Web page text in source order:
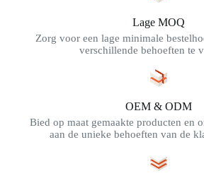
Lage MOQ
Zorg voor een lage minimale
verschillende behoeften te
OEM & ODM
Bied op maat gemaakte producten en
aan de unieke behoeften van de